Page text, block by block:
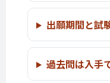
出願期間と試
過去問は入手